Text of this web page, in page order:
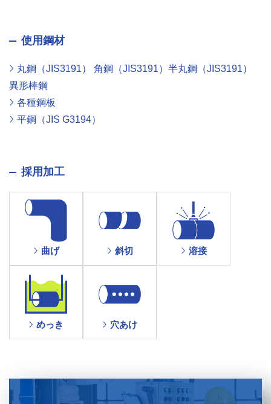
使用鋼材
丸鋼（JIS3191） 角鋼（JIS3191）半丸鋼（JIS3191）
異形棒鋼
各種鋼板
平鋼（JIS G3194）
採用加工
曲げ 斜切 溶接
めっき 穴あけ